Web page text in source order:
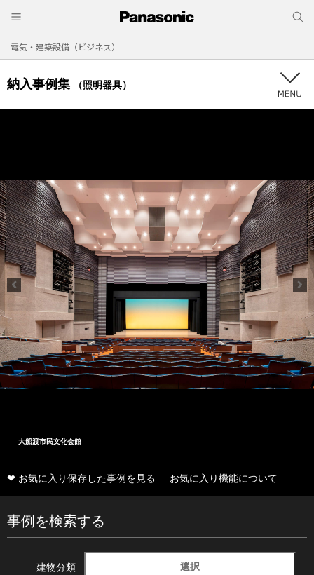
電気・建築設備（ビジネス）
納入事例集 （照明器具）
大船渡市民文化会館
❤ お気に入り保存した事例を見る お気に入り機能について
事例を検索する
建物分類 選択